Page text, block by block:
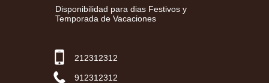
Disponibilidad para dias Festivos y
Temporada de Vacaciones
212312312
912312312